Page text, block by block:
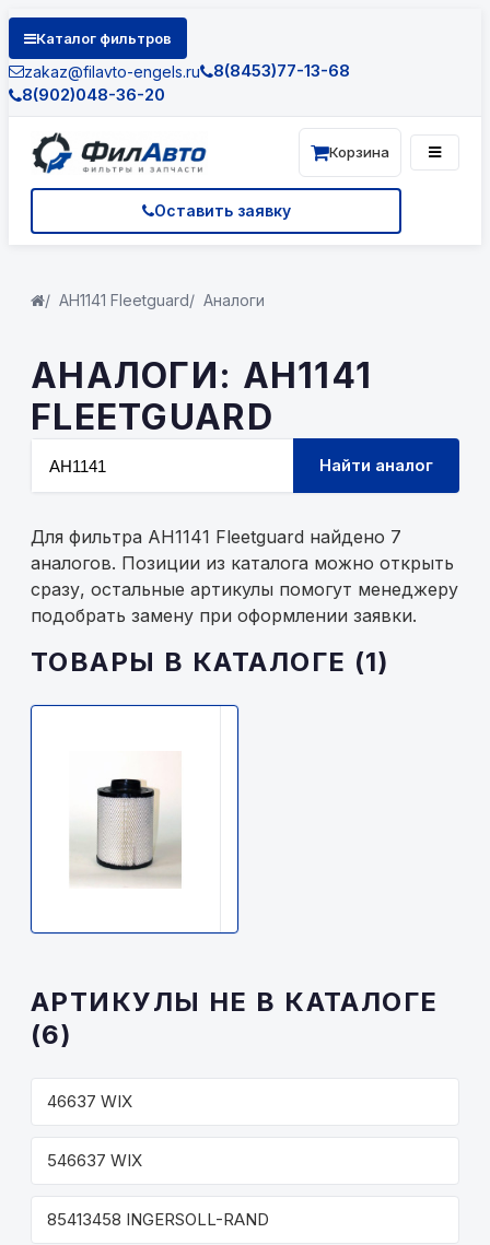
Каталог фильтров
zakaz@filavto-engels.ru
8(8453)77-13-68
8(902)048-36-20
Оставить заявку
Корзина
AH1141 Fleetguard Аналоги
АНАЛОГИ: AH1141
FLEETGUARD
Найти аналог
Для фильтра AH1141 Fleetguard найдено 7
аналогов. Позиции из каталога можно открыть
сразу, остальные артикулы помогут менеджеру
подобрать замену при оформлении заявки.
ТОВАРЫ В КАТАЛОГЕ (1)
АРТИКУЛЫ НЕ В КАТАЛОГЕ
(6)
46637 WIX
546637 WIX
85413458 INGERSOLL-RAND